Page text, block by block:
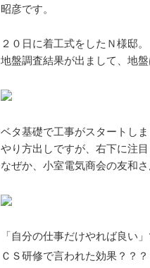
昭彦です。
２０日に着工式をしたＮ様邸。
地盤調査結果が出まして、地盤
ベタ基礎で工事がスタートしま
やり方出しですが、右下に注目
なぜか、小室電気商会の友和
「自分の仕事だけやれば良い
ＣＳ研修で言われた効果？？